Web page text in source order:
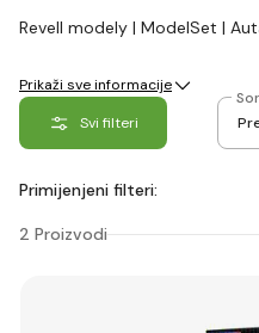
Revell modely | ModelSet |
Prikaži sve informacije
Svi filteri
Primijenjeni filteri:
2 Proizvodi